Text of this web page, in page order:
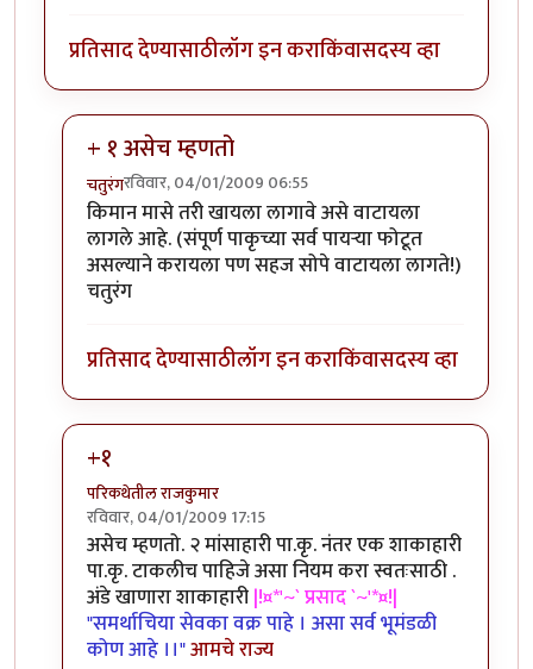
प्रतिसाद देण्यासाठीलॉग इन कराकिंवासदस्य व्हा
+ १ असेच म्हणतो
चतुरंगरविवार, 04/01/2009 06:55
In reply toपांथस्थbyरेवती
किमान मासे तरी खायला लागावे असे वाटायला
लागले आहे. (संपूर्ण पाकृच्या सर्व पायर्‍या फोटूत
असल्याने करायला पण सहज सोपे वाटायला लागते!)
चतुरंग
प्रतिसाद देण्यासाठीलॉग इन कराकिंवासदस्य व्हा
+१
परिकथेतील राजकुमार
रविवार, 04/01/2009 17:15
In reply toपांथस्थbyरेवती
असेच म्हणतो. २ मांसाहारी पा.कृ. नंतर एक शाकाहारी
पा.कृ. टाकलीच पाहिजे असा नियम करा स्वतःसाठी .
अंडे खाणारा शाकाहारी|!¤*'~` प्रसाद `~'*¤!|
"समर्थाचिया सेवका वक्र पाहे । असा सर्व भूमंडळी
कोण आहे ।।"आमचे राज्य